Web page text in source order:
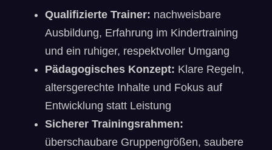
Qualifizierte Trainer: nachweisbare
Ausbildung, Erfahrung im Kindertraining
und ein ruhiger, respektvoller Umgang
Pädagogisches Konzept: Klare Regeln,
altersgerechte Inhalte und Fokus auf
Entwicklung statt Leistung
Sicherer Trainingsrahmen:
überschaubare Gruppengrößen, saubere